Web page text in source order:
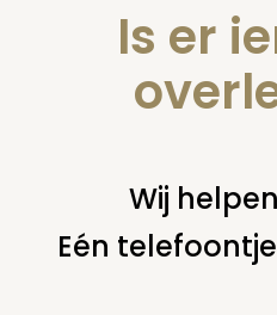
Landelijke
U bent hier: home nieuws &
Is er
Wij
Eén